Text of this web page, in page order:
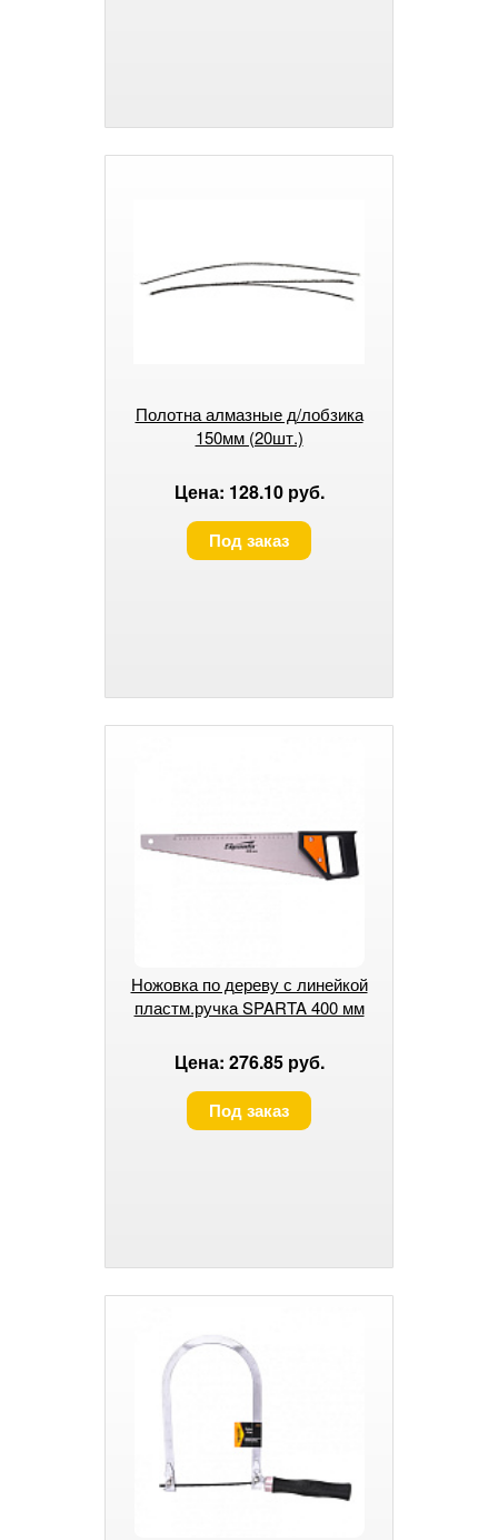
Полотна алмазные д/лобзика
150мм (20шт.)
Цена: 128.10 руб.
Под заказ
Ножовка по дереву с линейкой
пластм.ручка SPARTA 400 мм
Цена: 276.85 руб.
Под заказ